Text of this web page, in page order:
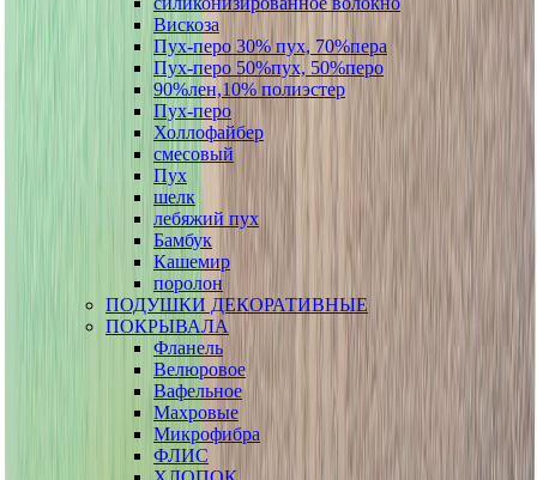
Вискоза
Пух-перо 30% пух, 70%пера
Пух-перо 50%пух, 50%перо
90%лен,10% полиэстер
Пух-перо
Холлофайбер
смесовый
Пух
шелк
лебяжий пух
Бамбук
Кашемир
поролон
ПОДУШКИ ДЕКОРАТИВНЫЕ
ПОКРЫВАЛА
Фланель
Велюровое
Вафельное
Махровые
Микрофибра
ФЛИС